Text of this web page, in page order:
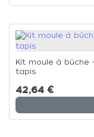
Kit moule à bûche
tapis
42,64 €